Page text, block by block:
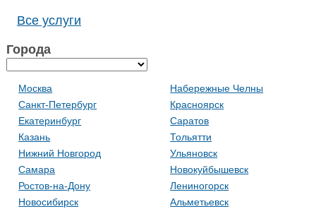
Все услуги
Города
Москва
Санкт-Петербург
Екатеринбург
Казань
Нижний Новгород
Самара
Ростов-на-Дону
Новосибирск
Набережные Челны
Красноярск
Саратов
Тольятти
Ульяновск
Новокуйбышевск
Лениногорск
Альметьевск